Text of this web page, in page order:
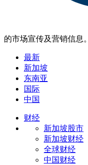
的市场宣传及营销信息。
最新
新加坡
东南亚
国际
中国
财经
新加坡股市
新加坡财经
全球财经
中国财经